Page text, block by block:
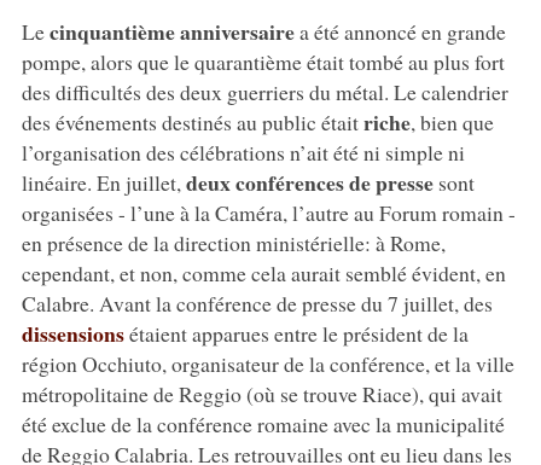
Lecinquantième anniversairea été annoncé en grande
pompe, alors que le quarantième était tombé au plus fort
des difficultés des deux guerriers du métal. Le calendrier
des événements destinés au public étaitriche, bien que
l’organisation des célébrations n’ait été ni simple ni
linéaire. En juillet,deux conférences de pressesont
organisées - l’une à la Caméra, l’autre au Forum romain -
en présence de la direction ministérielle: à Rome,
cependant, et non, comme cela aurait semblé évident, en
Calabre. Avant la conférence de presse du 7 juillet, des
dissensionsétaient apparues entre le président de la
région Occhiuto, organisateur de la conférence, et la ville
métropolitaine de Reggio (où se trouve Riace), qui avait
été exclue de la conférence romaine avec la municipalité
de Reggio Calabria. Les retrouvailles ont eu lieu dans les